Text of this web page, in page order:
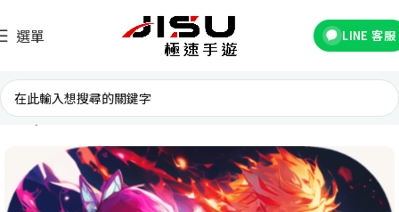
選單 LINE 客服
首頁 台灣遊戲